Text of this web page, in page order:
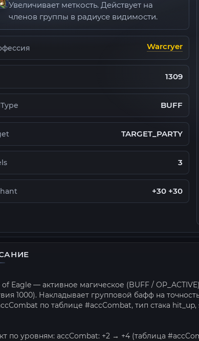
Увеличивает меткость. Действует на
членов группы в радиусе видимости.
Warcryer
1309
BUFF
TARGET_PARTY
3
+30 +30
Eagle — активное магическое (BUFF /
1000). Накладывает групповой бафф на
по таблице #accCombat, тип стака
по уровням: accCombat: +2 → +4 (таблица